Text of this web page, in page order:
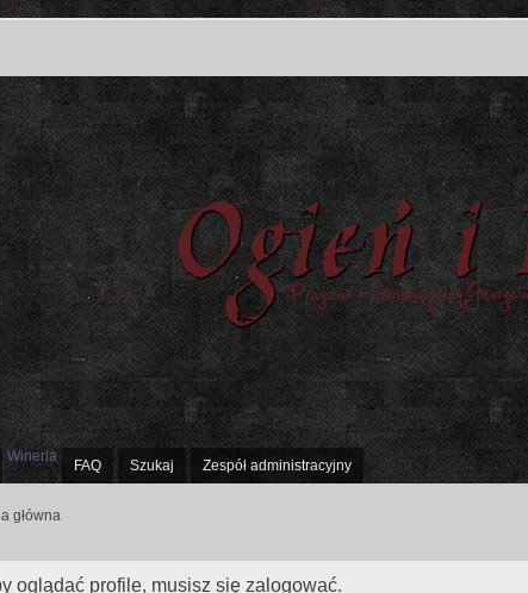
Winerla
FAQ Szukaj Zespół administracyjny
główna
oglądać profile, musisz się zalogować.